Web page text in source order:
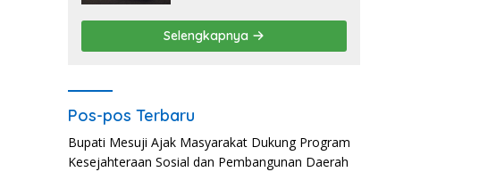
Selengkapnya
Pos-pos Terbaru
Bupati Mesuji Ajak Masyarakat Dukung Program
Kesejahteraan Sosial dan Pembangunan Daerah